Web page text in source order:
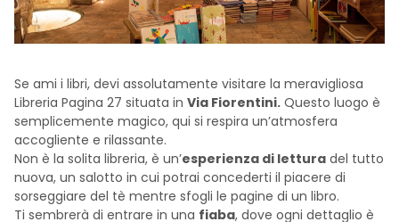
Se ami i libri, devi assolutamente visitare la meravigliosa
Libreria Pagina 27 situata in Via Fiorentini. Questo luogo è
semplicemente magico, qui si respira un’atmosfera
accogliente e rilassante.
Non è la solita libreria, è un’esperienza di lettura del tutto
nuova, un salotto in cui potrai concederti il piacere di
sorseggiare del tè mentre sfogli le pagine di un libro.
Ti sembrerà di entrare in una fiaba, dove ogni dettaglio è